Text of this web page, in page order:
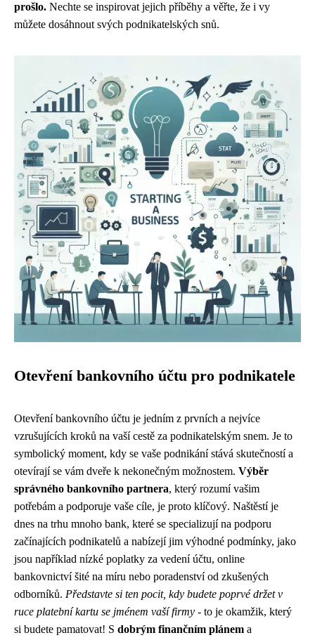
prošlo. Nechte se inspirovat jejich příběhy a věřte, že i vy
můžete dosáhnout svých podnikatelských snů.
Otevření bankovního účtu pro podnikatele
Otevření bankovního účtu je jedním z prvních a nejvíce
vzrušujících kroků na vaší cestě za podnikatelským snem. Je to
symbolický moment, kdy se vaše podnikání stává skutečností a
otevírají se vám dveře k nekonečným možnostem. Výběr
správného bankovního partnera, který rozumí vašim
potřebám a podporuje vaše cíle, je proto klíčový. Naštěstí je
dnes na trhu mnoho bank, které se specializují na podporu
začínajících podnikatelů a nabízejí jim výhodné podmínky, jako
jsou například nízké poplatky za vedení účtu, online
bankovnictví šité na míru nebo poradenství od zkušených
odborníků. Představte si ten pocit, kdy budete poprvé držet v
ruce platební kartu se jménem vaší firmy - to je okamžik, který
si budete pamatovat! S dobrým finančním plánem a